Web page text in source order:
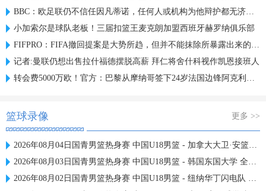
BBC：欧足联仍不信任因凡蒂诺，任何人或机构为他辩护都无济于事
小加索尔是球队老板！三届扣篮王麦克朗加盟西班牙赫罗纳俱乐部
FIFPRO：FIFA撤回提案是大势所趋，但并不能抹除所暴露出来的问题
记者:曼联仍想出售拉什福德摆脱高薪 拜仁将舍什科视作凯恩接班人
转会费5000万欧！官方：巴黎从摩纳哥签下24岁法国边锋阿克利乌什
篮球录像 更多 >>
2026年08月04日国青男篮热身赛 中国U18男篮 - 加拿大大卫·安篮球学院 全场录像
2026年08月03日国青男篮热身赛 中国U18男篮 - 韩国东国大学 全场录像
2026年08月02日国青男篮热身赛 中国U18男篮 - 纽纳华丁闪电队 全场录像